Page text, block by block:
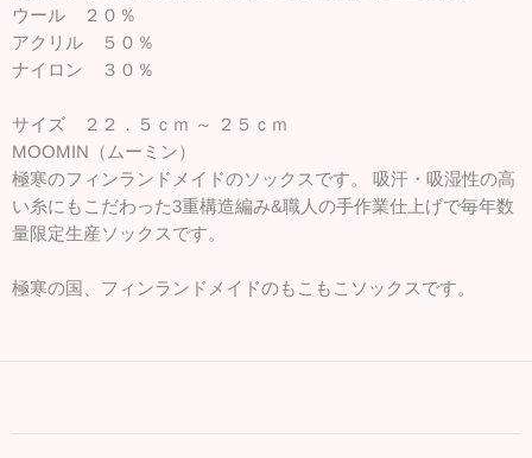
ウール ２０％
アクリル ５０％
ナイロン ３０％
サイズ ２２．５ｃｍ ～ ２５ｃｍ
MOOMIN（ムーミン）
極寒のフィンランドメイドのソックスです。 吸汗・吸湿性の高
い糸にもこだわった3重構造編み&職人の手作業仕上げで毎年数
量限定生産ソックスです。
極寒の国、フィンランドメイドのもこもこソックスです。